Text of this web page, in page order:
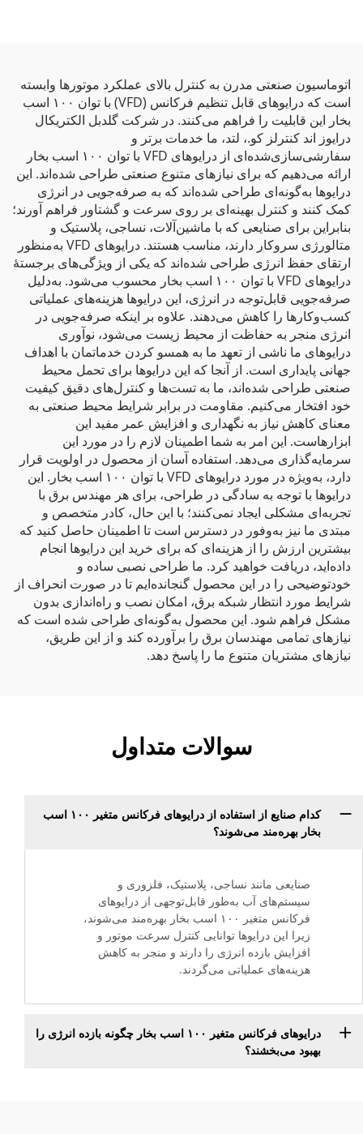
اتوماسیون صنعتی مدرن به کنترل بالای عملکرد موتورها وابسته
است که درایوهای قابل تنظیم فرکانس (VFD) با توان ۱۰۰ اسب
بخار این قابلیت را فراهم می‌کنند. در شرکت گلدبل الکتریکال
درایوز اند کنترلز کو.، لتد، ما خدمات برتر و
سفارشی‌سازی‌شده‌ای از درایوهای VFD با توان ۱۰۰ اسب بخار
ارائه می‌دهیم که برای نیازهای متنوع صنعتی طراحی شده‌اند. این
درایوها به‌گونه‌ای طراحی شده‌اند که به صرفه‌جویی در انرژی
کمک کنند و کنترل بهینه‌ای بر روی سرعت و گشتاور فراهم آورند؛
بنابراین برای صنایعی که با ماشین‌آلات، نساجی، پلاستیک و
متالورژی سروکار دارند، مناسب هستند. درایوهای VFD به‌منظور
ارتقای حفظ انرژی طراحی شده‌اند که یکی از ویژگی‌های برجستهٔ
درایوهای VFD با توان ۱۰۰ اسب بخار محسوب می‌شود. به‌دلیل
صرفه‌جویی قابل‌توجه در انرژی، این درایوها هزینه‌های عملیاتی
کسب‌وکارها را کاهش می‌دهند. علاوه بر اینکه صرفه‌جویی در
انرژی منجر به حفاظت از محیط زیست می‌شود، نوآوری
درایوهای ما ناشی از تعهد ما به همسو کردن خدماتمان با اهداف
جهانی پایداری است. از آنجا که این درایوها برای تحمل محیط
صنعتی طراحی شده‌اند، ما به تست‌ها و کنترل‌های دقیق کیفیت
خود افتخار می‌کنیم. مقاومت در برابر شرایط محیط صنعتی به
معنای کاهش نیاز به نگهداری و افزایش عمر مفید این
ابزارهاست. این امر به شما اطمینان لازم را در مورد این
سرمایه‌گذاری می‌دهد. استفاده آسان از محصول در اولویت قرار
دارد، به‌ویژه در مورد درایوهای VFD با توان ۱۰۰ اسب بخار. این
درایوها با توجه به سادگی در طراحی، برای هر مهندس برق با
تجربه‌ای مشکلی ایجاد نمی‌کنند؛ با این حال، کادر متخصص و
مبتدی ما نیز به‌وفور در دسترس است تا اطمینان حاصل کنید که
بیشترین ارزش را از هزینه‌ای که برای خرید این درایوها انجام
داده‌اید، دریافت خواهید کرد. ما طراحی نصبی ساده و
خودتوضیحی را در این محصول گنجانده‌ایم تا در صورت انحراف از
شرایط مورد انتظار شبکه برق، امکان نصب و راه‌اندازی بدون
مشکل فراهم شود. این محصول به‌گونه‌ای طراحی شده است که
نیازهای تمامی مهندسان برق را برآورده کند و از این طریق،
نیازهای مشتریان متنوع ما را پاسخ دهد.
سوالات متداول
کدام صنایع از استفاده از درایوهای فرکانس متغیر ۱۰۰ اسب
بخار بهره‌مند می‌شوند؟
صنایعی مانند نساجی، پلاستیک، فلزوری و
سیستم‌های آب به‌طور قابل‌توجهی از درایوهای
فرکانس متغیر ۱۰۰ اسب بخار بهره‌مند می‌شوند،
زیرا این درایوها توانایی کنترل سرعت موتور و
افزایش بازده انرژی را دارند و منجر به کاهش
هزینه‌های عملیاتی می‌گردند.
درایوهای فرکانس متغیر ۱۰۰ اسب بخار چگونه بازده انرژی را
بهبود می‌بخشند؟